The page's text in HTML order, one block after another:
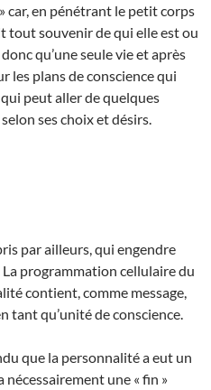
car, en pénétrant le petit corps
tout souvenir de qui elle est ou
qu’une seule vie et après
les plans de conscience qui
peut aller de quelques
ses choix et désirs.
par ailleurs, qui engendre
programmation cellulaire du
contient, comme message,
tant qu’unité de conscience.
que la personnalité a eut un
une « fin »